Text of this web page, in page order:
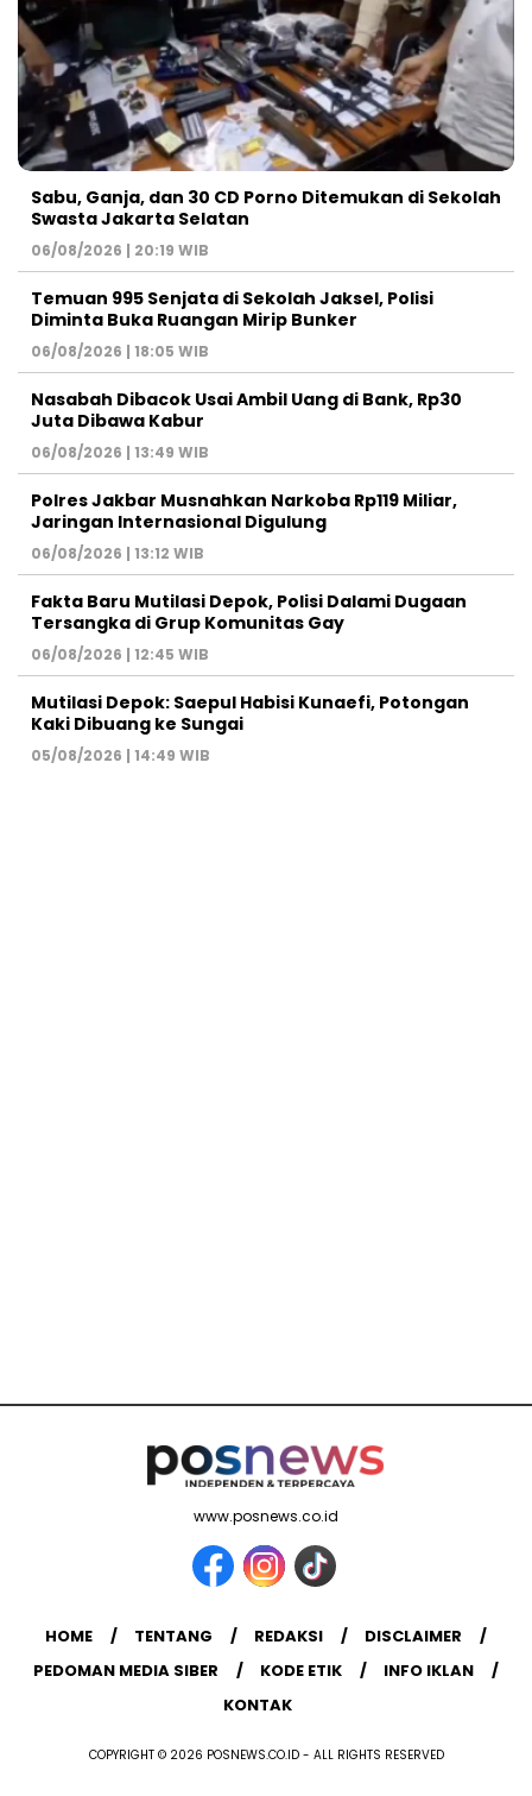
Sabu, Ganja, dan 30 CD Porno Ditemukan di Sekolah
Swasta Jakarta Selatan
06/08/2026 | 20:19 WIB
Temuan 995 Senjata di Sekolah Jaksel, Polisi
Diminta Buka Ruangan Mirip Bunker
06/08/2026 | 18:05 WIB
Nasabah Dibacok Usai Ambil Uang di Bank, Rp30
Juta Dibawa Kabur
06/08/2026 | 13:49 WIB
Polres Jakbar Musnahkan Narkoba Rp119 Miliar,
Jaringan Internasional Digulung
06/08/2026 | 13:12 WIB
Fakta Baru Mutilasi Depok, Polisi Dalami Dugaan
Tersangka di Grup Komunitas Gay
06/08/2026 | 12:45 WIB
Mutilasi Depok: Saepul Habisi Kunaefi, Potongan
Kaki Dibuang ke Sungai
05/08/2026 | 14:49 WIB
www.posnews.co.id
HOME TENTANG REDAKSI
DISCLAIMER
PEDOMAN MEDIA SIBER
KODE ETIK
INFO IKLAN
KONTAK
COPYRIGHT © 2026 POSNEWS.CO.ID - ALL RIGHTS RESERVED